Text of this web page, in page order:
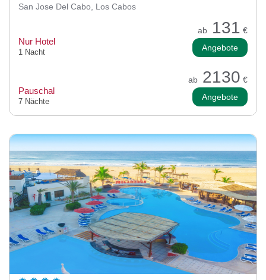
San Jose Del Cabo, Los Cabos
ab 131 €
Nur Hotel
1 Nacht Angebote
ab 2130 €
Pauschal
7 Nächte Angebote